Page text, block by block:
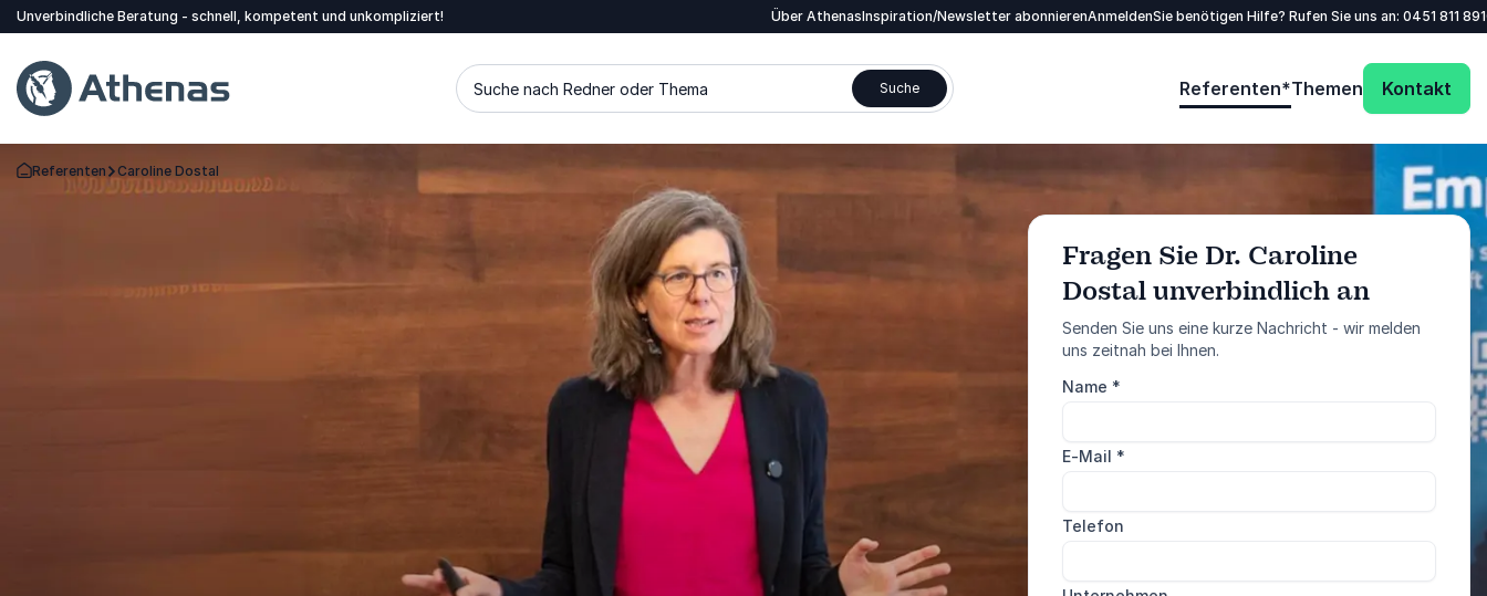
Unverbindliche Beratung - schnell, kompetent und unkompliziert! Über AthenasInspiration/Newsletter abonnierenAnmeldenSie benötigen Hilfe? Rufen Sie uns an: 0451 811
Suche nach Redner oder Thema Suche Referenten*Themen Kontakt
Zurück zur Startseite
Referenten Caroline Dostal
Fragen Sie Dr. Caroline
Dostal unverbindlich an
Senden Sie uns eine kurze Nachricht - wir melden
uns zeitnah bei Ihnen.
Name *
E-Mail *
Telefon
Anfrage senden:
Sehr gute und professionelle Bearbeitung. Wir